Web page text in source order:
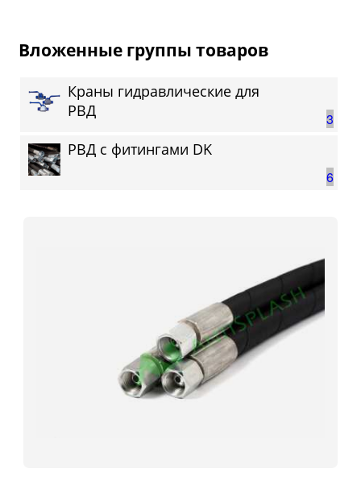
Вложенные группы товаров
3
Краны гидравлические для
РВД
6
РВД с фитингами DK